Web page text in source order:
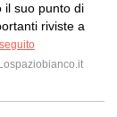
il suo punto di
riviste a
Lospaziobianco.it